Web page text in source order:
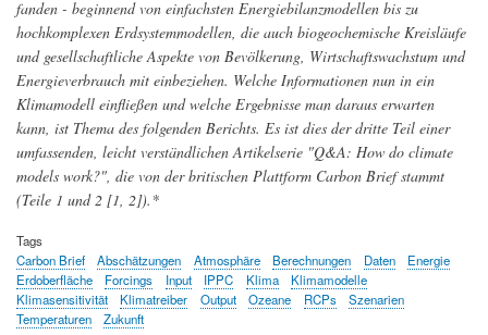
fanden - beginnend von einfachsten Energiebilanzmodellen bis zu
hochkomplexen Erdsystemmodellen, die auch biogeochemische Kreisläufe
und gesellschaftliche Aspekte von Bevölkerung, Wirtschaftswachstum und
Energieverbrauch mit einbeziehen. Welche Informationen nun in ein
Klimamodell einfließen und welche Ergebnisse man daraus erwarten
kann, ist Thema des folgenden Berichts. Es ist dies der dritte Teil einer
umfassenden, leicht verständlichen Artikelserie "Q&A: How do climate
models work?", die von der britischen Plattform Carbon Brief stammt
(Teile 1 und 2 [1, 2]).*
Tags
Carbon Brief
Abschätzungen Atmosphäre Berechnungen Daten
Energie
Erdoberfläche
Forcings Input IPPC Klima
Klimamodelle
Klimasensitivität
Klimatreiber Output Ozeane RCPs
Szenarien
Temperaturen
Zukunft